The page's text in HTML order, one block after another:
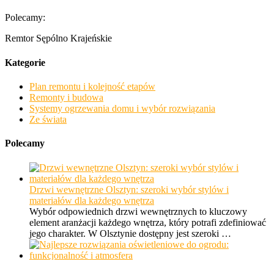
Polecamy:
Remtor Sępólno Krajeńskie
Kategorie
Plan remontu i kolejność etapów
Remonty i budowa
Systemy ogrzewania domu i wybór rozwiązania
Ze świata
Polecamy
Drzwi wewnętrzne Olsztyn: szeroki wybór stylów i
materiałów dla każdego wnętrza
Wybór odpowiednich drzwi wewnętrznych to kluczowy
element aranżacji każdego wnętrza, który potrafi zdefiniować
jego charakter. W Olsztynie dostępny jest szeroki …